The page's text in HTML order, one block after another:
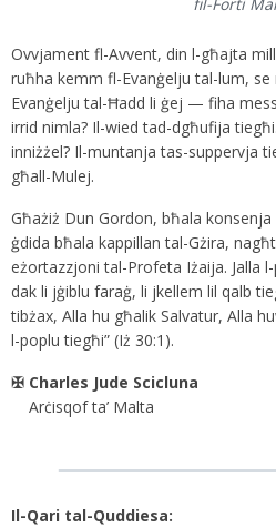
Ovvjament fl-Avvent, din l-għajta
ruħha kemm fl-Evanġelju tal-lum,
Evanġelju tal-Ħadd li ġej — fiha
irrid nimla? Il-wied tad-dgħufija
inniżżel? Il-muntanja tas-suppervja
għall-Mulej.
Għażiż Dun Gordon, bħala konsenja
ġdida bħala kappillan tal-Gżira,
eżortazzjoni tal-Profeta Iżaija. Jalla
dak li jġiblu faraġ, li jkellem lil qalb
tibżax, Alla hu għalik Salvatur, Alla
l-poplu tiegħi” (Iż 30:1).
✠ Charles Jude Scicluna
Arċisqof ta’ Malta
Il-Qari tal-Quddiesa: